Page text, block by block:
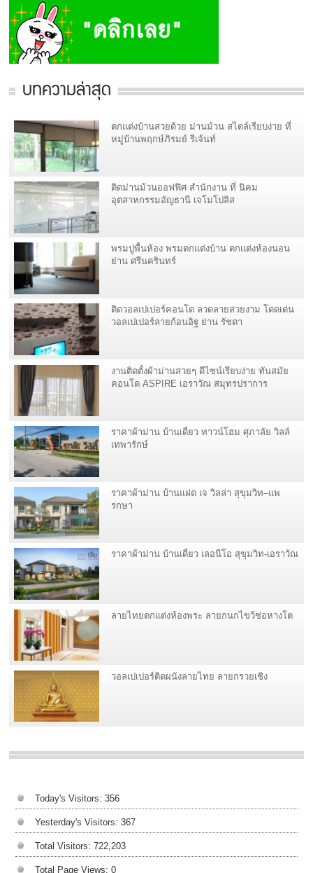
บทความล่าสุด
ตกแต่งบ้านสวยด้วย ม่านม้วน สไตล์เรียบง่าย ที่
หมู่บ้านพฤกษ์ภิรมย์ รีเจ้นท์
ติดม่านม้วนออฟฟิศ สำนักงาน ที่ นิคม
อุตสาหกรรมอัญธานี เจโมโปลิส
พรมปูพื้นห้อง พรมตกแต่งบ้าน ตกแต่งห้องนอน
ย่าน ศรีนครินทร์
ติดวอลเปเปอร์คอนโด ลวดลายสวยงาม โดดเด่น
วอลเปเปอร์ลายก้อนอิฐ ย่าน รัชดา
งานติดตั้งผ้าม่านสวยๆ ดีไซน์เรียบง่าย ทันสมัย
คอนโด ASPIRE เอราวัณ สมุทรปราการ
ราคาผ้าม่าน บ้านเดี่ยว ทาวน์โฮม ศุภาลัย วิลล์
เทพารักษ์
ราคาผ้าม่าน บ้านแฝด เจ วิลล่า สุขุมวิท–แพ
รกษา
ราคาผ้าม่าน บ้านเดี่ยว เลอนีโอ สุขุมวิท-เอราวัณ
ลายไทยตกแต่งห้องพระ ลายกนกไขว้ช่อหางโต
วอลเปเปอร์ติดผนังลายไทย ลายกรวยเชิง
Today's Visitors: 356
Yesterday's Visitors: 367
Total Visitors: 722,203
Total Page Views: 0